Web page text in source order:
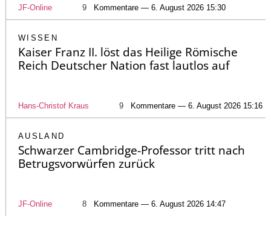
JF-Online 9 Kommentare — 6. August 2026 15:30
WISSEN
Kaiser Franz II. löst das Heilige Römische
Reich Deutscher Nation fast lautlos auf
Hans-Christof Kraus 9 Kommentare — 6. August 2026 15:16
AUSLAND
Schwarzer Cambridge-Professor tritt nach
Betrugsvorwürfen zurück
JF-Online 8 Kommentare — 6. August 2026 14:47